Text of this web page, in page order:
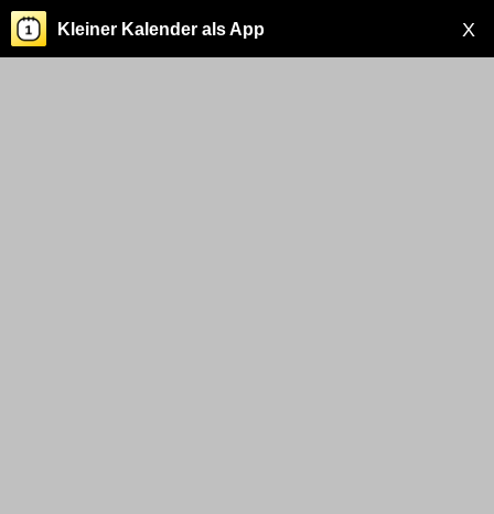
X
Kleiner Kalender als App